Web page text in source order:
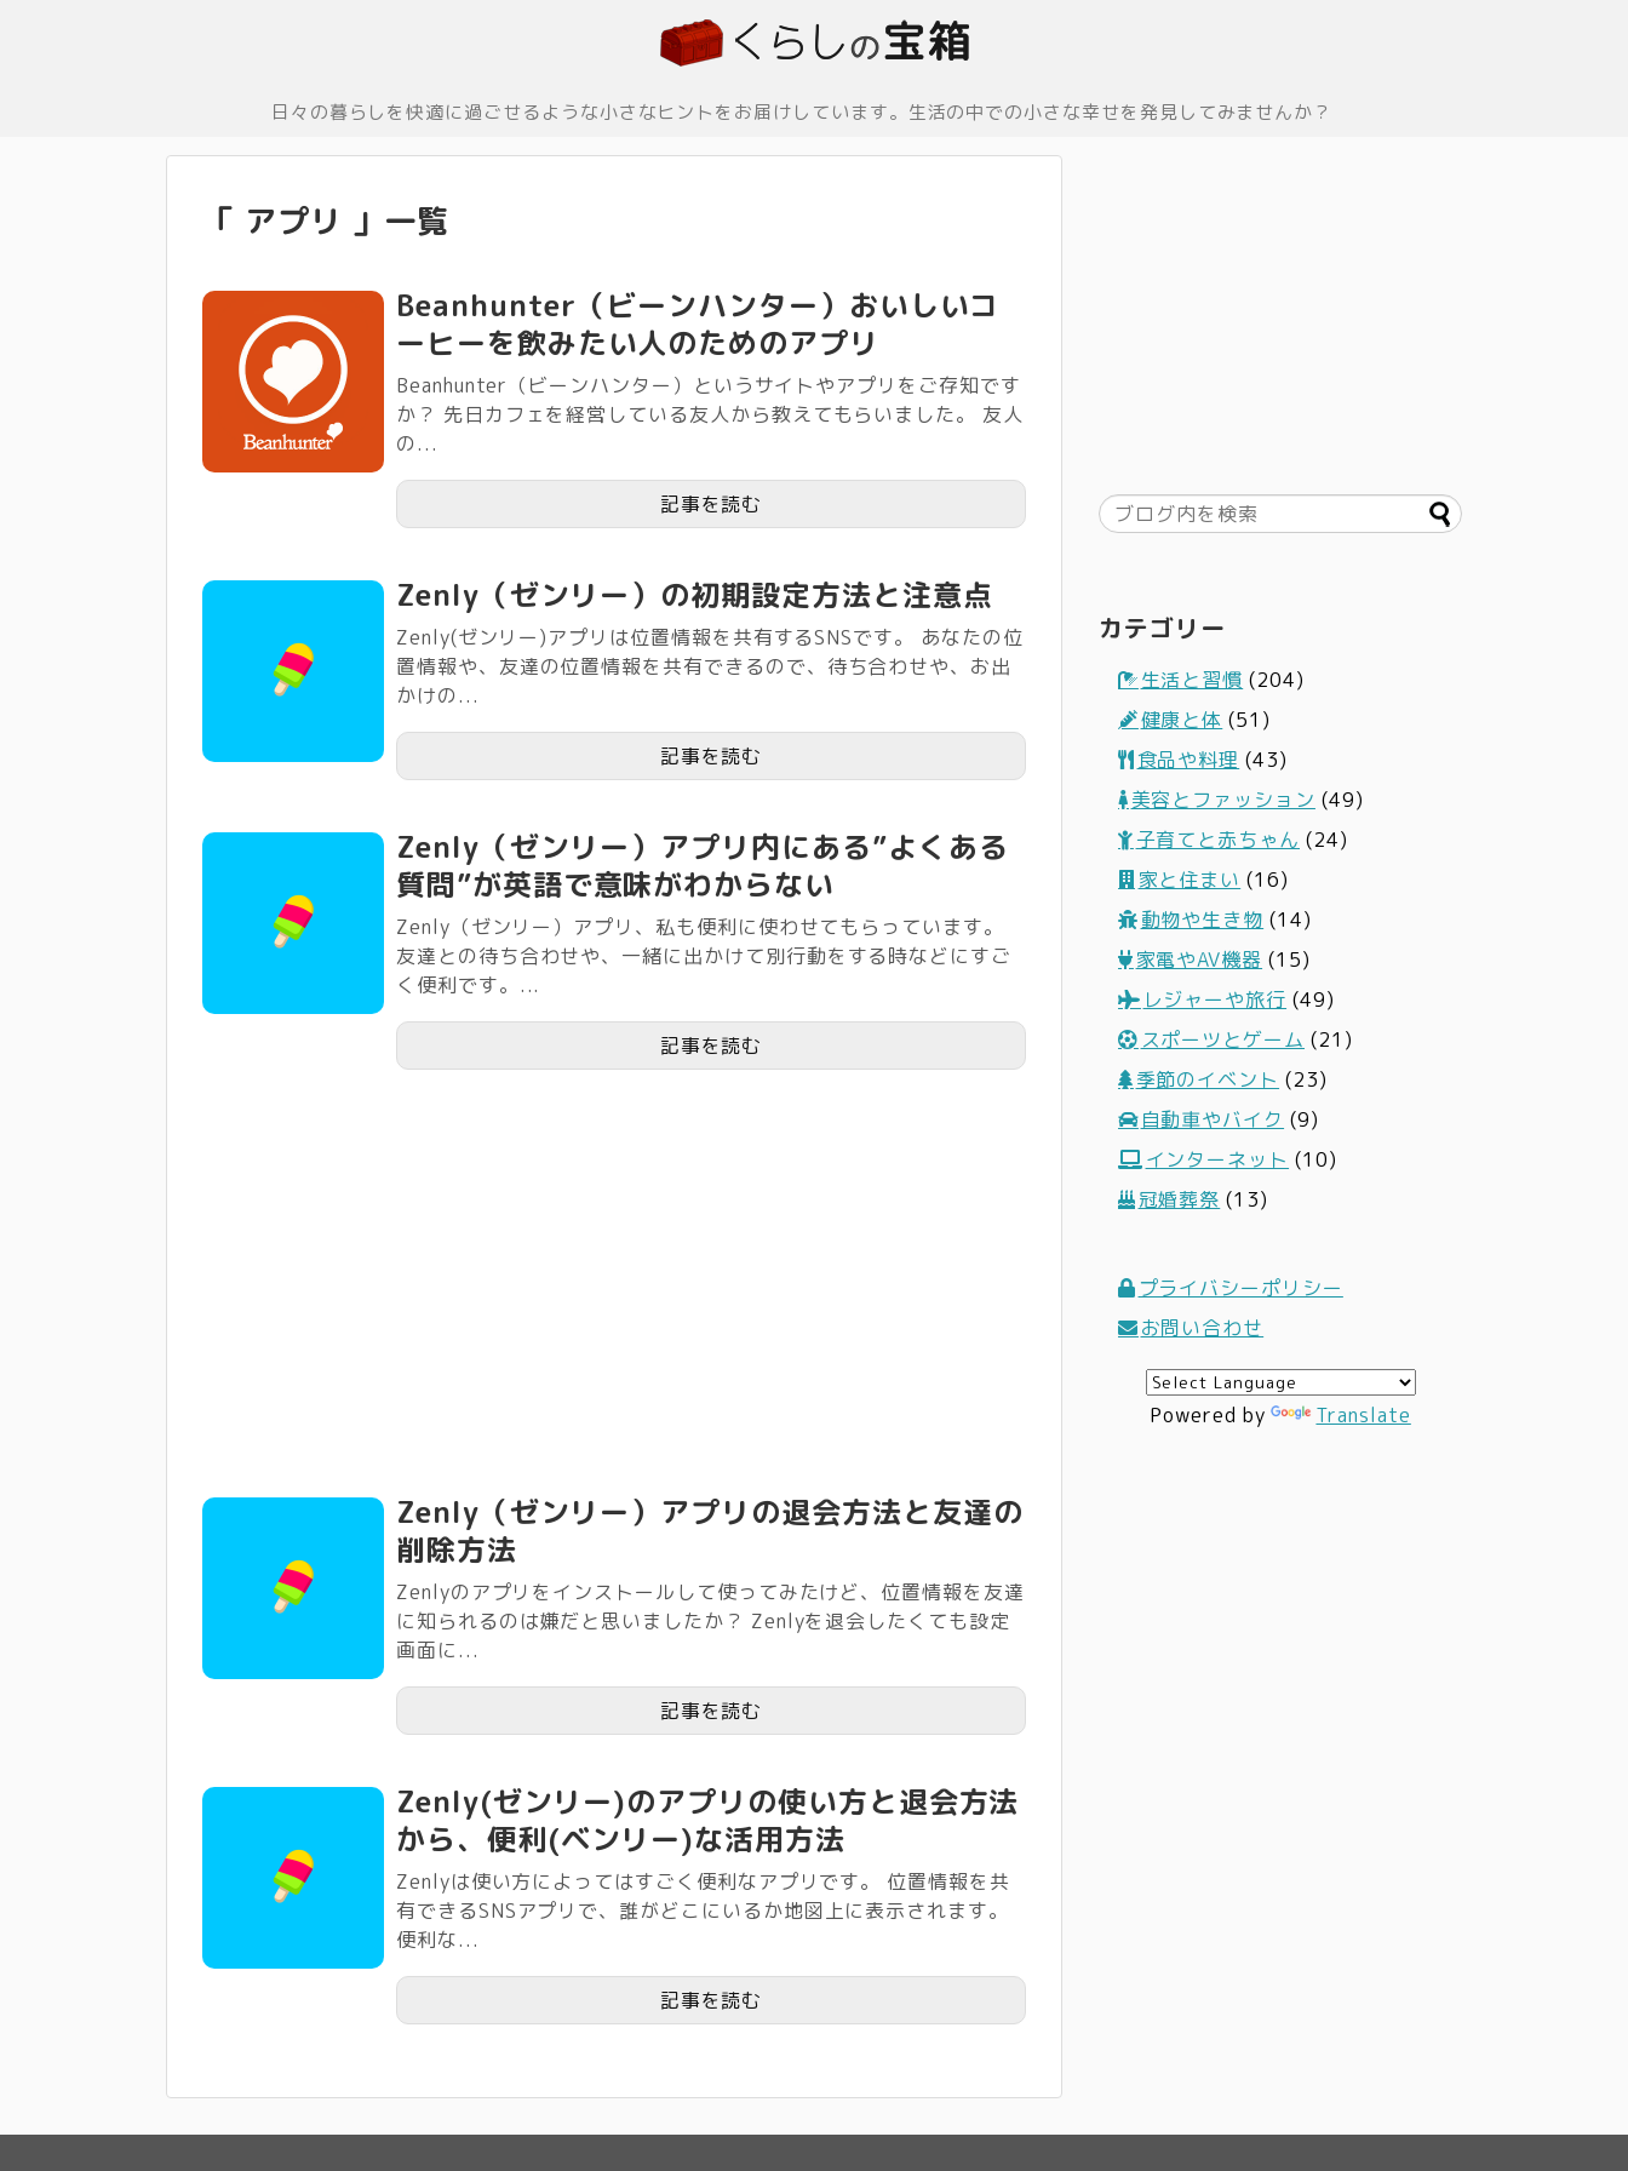
日々の暮らしを快適に過ごせるような小さなヒントをお届けしています。生活の中での小さな幸せを発見してみませんか？
「 アプリ 」一覧
Beanhunter（ビーンハンター）おいしいコ
ーヒーを飲みたい人のためのアプリ
Beanhunter（ビーンハンター）というサイトやアプリをご存知です
か？ 先日カフェを経営している友人から教えてもらいました。 友人
の...
記事を読む
Zenly（ゼンリー）の初期設定方法と注意点
Zenly(ゼンリー)アプリは位置情報を共有するSNSです。 あなたの位
置情報や、友達の位置情報を共有できるので、待ち合わせや、お出
かけの...
記事を読む
Zenly（ゼンリー）アプリ内にある”よくある
質問”が英語で意味がわからない
Zenly（ゼンリー）アプリ、私も便利に使わせてもらっています。
友達との待ち合わせや、一緒に出かけて別行動をする時などにすご
く便利です。...
記事を読む
Zenly（ゼンリー）アプリの退会方法と友達の
削除方法
Zenlyのアプリをインストールして使ってみたけど、位置情報を友達
に知られるのは嫌だと思いましたか？ Zenlyを退会したくても設定
画面に...
記事を読む
Zenly(ゼンリー)のアプリの使い方と退会方法
から、便利(ベンリー)な活用方法
Zenlyは使い方によってはすごく便利なアプリです。 位置情報を共
有できるSNSアプリで、誰がどこにいるか地図上に表示されます。
便利な...
記事を読む
カテゴリー
生活と習慣 (204)
健康と体 (51)
食品や料理 (43)
美容とファッション (49)
子育てと赤ちゃん (24)
家と住まい (16)
動物や生き物 (14)
家電やAV機器 (15)
レジャーや旅行 (49)
スポーツとゲーム (21)
季節のイベント (23)
自動車やバイク (9)
インターネット (10)
冠婚葬祭 (13)
プライバシーポリシー
お問い合わせ
Powered by Translate